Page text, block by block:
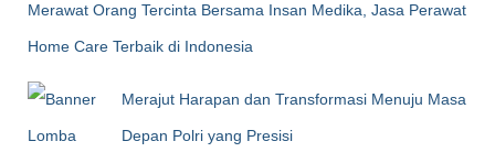
Merawat Orang Tercinta Bersama Insan Medika, Jasa Perawat
Home Care Terbaik di Indonesia
Merajut Harapan dan Transformasi Menuju Masa
Depan Polri yang Presisi